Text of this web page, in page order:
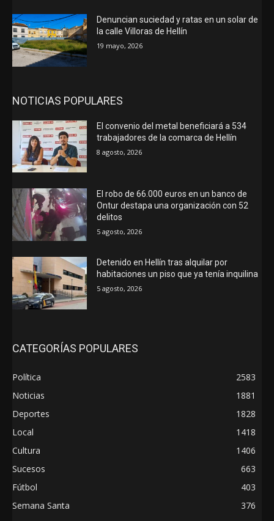
Denuncian suciedad y ratas en un solar de
la calle Villoras de Hellín
19 mayo, 2026
NOTICIAS POPULARES
El convenio del metal beneficiará a 534
trabajadores de la comarca de Hellín
8 agosto, 2026
El robo de 66.000 euros en un banco de
Ontur destapa una organización con 52
delitos
5 agosto, 2026
Detenido en Hellín tras alquilar por
habitaciones un piso que ya tenía inquilina
5 agosto, 2026
CATEGORÍAS POPULARES
Política
2583
Noticias
1881
Deportes
1828
Local
1418
Cultura
1406
Sucesos
663
Fútbol
403
Semana Santa
376